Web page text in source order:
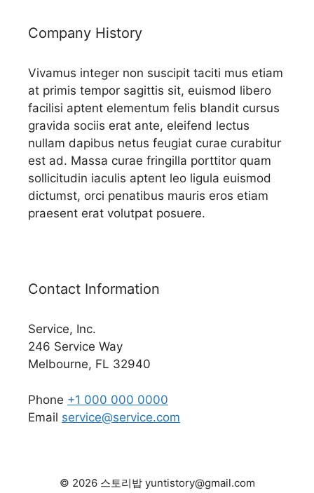
Company History
Vivamus integer non suscipit taciti mus etiam
at primis tempor sagittis sit, euismod libero
facilisi aptent elementum felis blandit cursus
gravida sociis erat ante, eleifend lectus
nullam dapibus netus feugiat curae curabitur
est ad. Massa curae fringilla porttitor quam
sollicitudin iaculis aptent leo ligula euismod
dictumst, orci penatibus mauris eros etiam
praesent erat volutpat posuere.
Contact Information
Service, Inc.
246 Service Way
Melbourne, FL 32940
Phone +1 000 000 0000
Email service@service.com
© 2026 스토리밥 yuntistory@gmail.com